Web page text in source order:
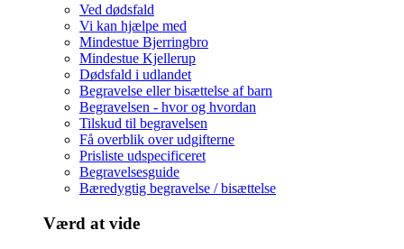
Ved dødsfald
Vi kan hjælpe med
Mindestue Bjerringbro
Mindestue Kjellerup
Dødsfald i udlandet
Begravelse eller bisættelse af barn
Begravelsen - hvor og hvordan
Tilskud til begravelsen
Få overblik over udgifterne
Prisliste udspecificeret
Begravelsesguide
Bæredygtig begravelse / bisættelse
Værd at vide